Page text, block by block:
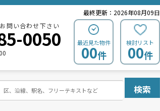
最終更新：2026年08月09日
問い合わせ下さい
0050 最近見た物件
00件
検討リスト
00件
検索